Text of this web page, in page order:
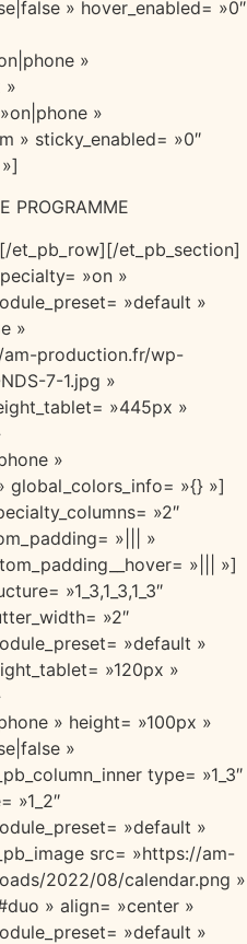
» hover_enabled= »0″
»
»
»
» sticky_enabled= »0″
PROGRAMME
et_pb_row][/et_pb_section]
»on »
»default »
»
production.fr/wp-
7-1.jpg »
»445px »
»
global_colors_info= »{} »]
»2″
»||| »
»||| »]
»1_3,1_3,1_3″
»2″
»default »
»120px »
» height= »100px »
»
type= »1_3″
»1_2″
»default »
src= »https://am-
2022/08/calendar.png »
» align= »center »
»default »